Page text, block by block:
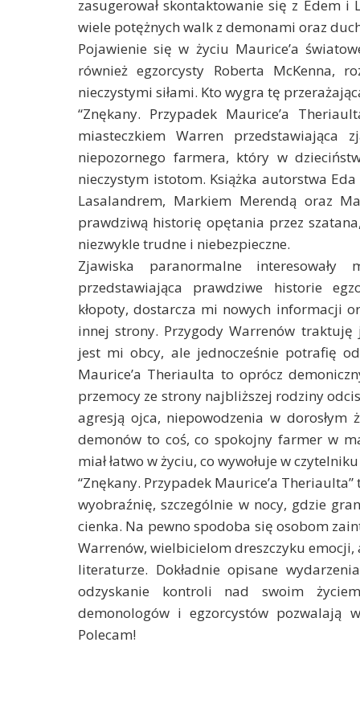
zasugerował skontaktowanie się z Edem
wiele potężnych walk z demonami oraz
Pojawienie się w życiu Maurice’a
również egzorcysty Roberta McKenna,
nieczystymi siłami. Kto wygra tę
“Znękany. Przypadek Maurice’a
miasteczkiem Warren przedstawiająca
niepozornego farmera, który w
nieczystym istotom. Książka autorstwa
Lasalandrem, Markiem Merendą oraz
prawdziwą historię opętania przez
niezwykle trudne i niebezpieczne.
Zjawiska paranormalne
przedstawiająca prawdziwe historie
kłopoty, dostarcza mi nowych informacji
innej strony. Przygody Warrenów traktuję
jest mi obcy, ale jednocześnie potrafię
Maurice’a Theriaulta to oprócz
przemocy ze strony najbliższej rodziny
agresją ojca, niepowodzenia w
demonów to coś, co spokojny farmer w
miał łatwo w życiu, co wywołuje w
“Znękany. Przypadek Maurice’a
wyobraźnię, szczególnie w nocy, gdzie
cienka. Na pewno spodoba się osobom
Warrenów, wielbicielom dreszczyku emocji,
literaturze. Dokładnie opisane
odzyskanie kontroli nad swoim
demonologów i egzorcystów pozwalają
Polecam!